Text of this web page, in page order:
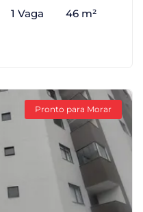
1 Vaga 46 m²
Pronto para Morar